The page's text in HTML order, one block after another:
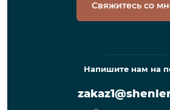
Свяжитесь со
Напишите нам на